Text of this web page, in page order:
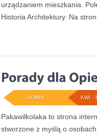
urządzaniem mieszkania.
Historia Architektury. Na
KWI -
ADMIN
Pakawilkolaka to strona
stworzone z myślą o